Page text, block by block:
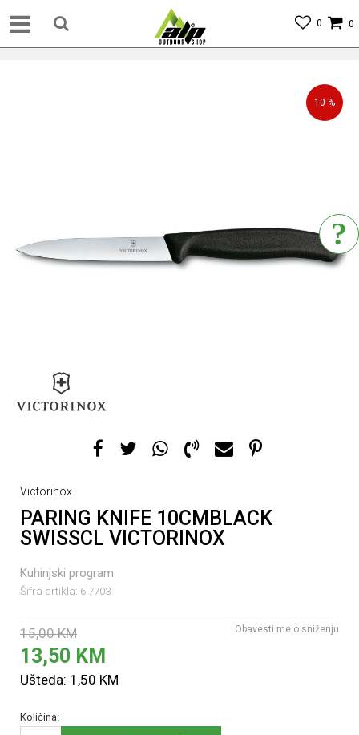
0
0
10 %
Victorinox
PARING KNIFE 10CMBLACK
SWISSCL VICTORINOX
Kuhinjski program
Šifra artikla: 6.7703
15,00 KM
13,50 KM
Ušteda: 1,50 KM
Obavesti me o sniženju
Količina: